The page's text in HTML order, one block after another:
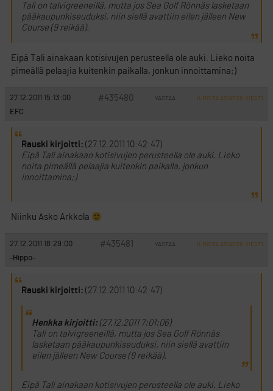
Tali on talvigreeneillä, mutta jos Sea Golf Rönnäs lasketaan
pääkaupunkiseuduksi, niin siellä avattiin eilen jälleen New
Course (9 reikää).
Eipä Tali ainakaan kotisivujen perusteella ole auki. Lieko noita
pimeällä pelaajia kuitenkin paikalla, jonkun innoittamina;)
27.12.2011 15:13:00 #435480 VASTAA ILMOITA ASIATON VIESTI
EFC
Rauski kirjoitti: (27.12.2011 10:42:47)
Eipä Tali ainakaan kotisivujen perusteella ole auki. Lieko
noita pimeällä pelaajia kuitenkin paikalla, jonkun
innoittamina;)
Niinku Asko Arkkola
27.12.2011 18:29:00 #435481 VASTAA ILMOITA ASIATON VIESTI
-Hippo-
Rauski kirjoitti: (27.12.2011 10:42:47)
Henkka kirjoitti:(27.12.2011 7:01:06)
Tali on talvigreeneillä, mutta jos Sea Golf Rönnäs
lasketaan pääkaupunkiseuduksi, niin siellä avattiin
eilen jälleen New Course (9 reikää).
Eipä Tali ainakaan kotisivujen perusteella ole auki. Lieko